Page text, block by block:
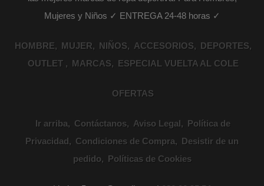
Mujeres y Niños ✓ ENTREGA 24-48 horas ✓
HOMBRE MUJER NIÑOS ACCESORIOS
DEPORTES
OUTLET
MARCAS ESPECIAL VUELTA AL COLE
OFERTAS
Ir arriba Contáctanos Aviso Legal
Política de
Privacidad
Condiciones de Compra
Desistir de un
pedido
Políticas de Cookies